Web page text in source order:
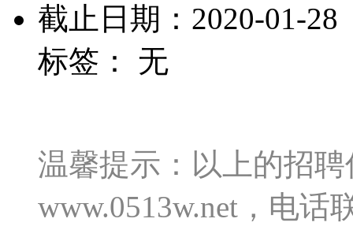
截止日期：2020-01-28
标签： 无
温馨提示：以上的招
www.0513w.net，电